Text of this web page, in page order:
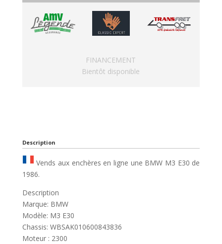
FINANCEMENT
Bientôt disponible
Description
Vends aux enchères en ligne une BMW M3 E30 de
1986.
Description
Marque: BMW
Modèle: M3 E30
Chassis: WBSAK010600843836
Moteur : 2300